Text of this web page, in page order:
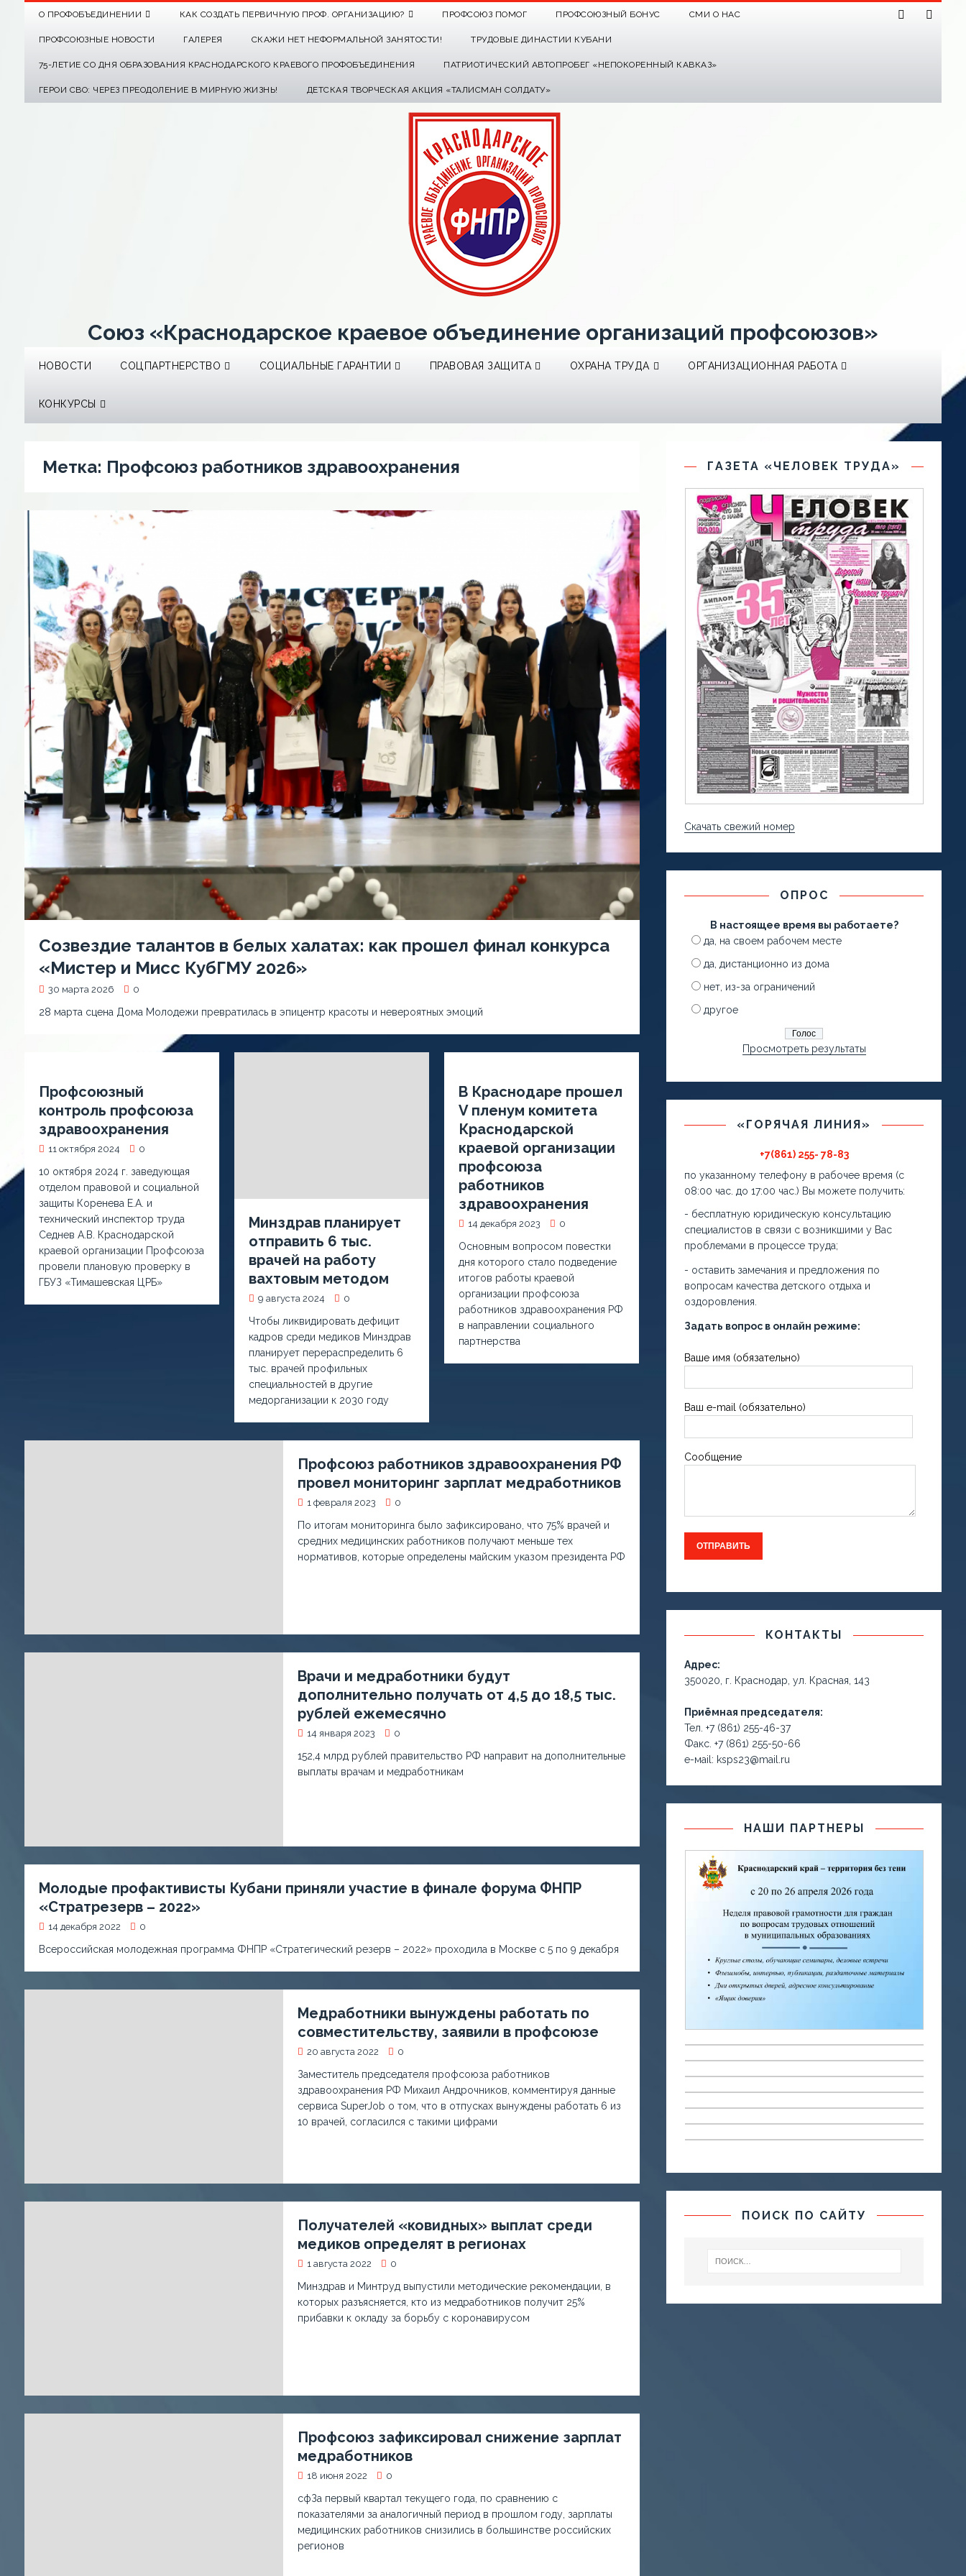
О ПРОФОБЪЕДИНЕНИИ КАК СОЗДАТЬ ПЕРВИЧНУЮ ПРОФ. ОРГАНИЗАЦИЮ? ПРОФСОЮЗ ПОМОГ ПРОФСОЮЗНЫЙ БОНУС СМИ О НАС
ПРОФСОЮЗНЫЕ НОВОСТИ ГАЛЕРЕЯ СКАЖИ НЕТ НЕФОРМАЛЬНОЙ ЗАНЯТОСТИ! ТРУДОВЫЕ ДИНАСТИИ КУБАНИ
75-ЛЕТИЕ СО ДНЯ ОБРАЗОВАНИЯ КРАСНОДАРСКОГО КРАЕВОГО ПРОФОБЪЕДИНЕНИЯ ПАТРИОТИЧЕСКИЙ АВТОПРОБЕГ «НЕПОКОРЕННЫЙ КАВКАЗ»
ГЕРОИ СВО: ЧЕРЕЗ ПРЕОДОЛЕНИЕ В МИРНУЮ ЖИЗНЬ! ДЕТСКАЯ ТВОРЧЕСКАЯ АКЦИЯ «ТАЛИСМАН СОЛДАТУ»
Союз «Краснодарское краевое объединение организаций профсоюзов»
НОВОСТИ СОЦПАРТНЕРСТВО СОЦИАЛЬНЫЕ ГАРАНТИИ ПРАВОВАЯ ЗАЩИТА ОХРАНА ТРУДА ОРГАНИЗАЦИОННАЯ РАБОТА
КОНКУРСЫ
Метка: Профсоюз работников здравоохранения
Созвездие талантов в белых халатах: как прошел финал конкурса
«Мистер и Мисс КубГМУ 2026»
30 марта 2026 0
28 марта сцена Дома Молодежи превратилась в эпицентр красоты и невероятных эмоций
Профсоюзный
контроль профсоюза
здравоохранения
11 октября 2024 0
10 октября 2024 г. заведующая
отделом правовой и социальной
защиты Коренева Е.А. и
технический инспектор труда
Седнев А.В. Краснодарской
краевой организации Профсоюза
провели плановую проверку в
ГБУЗ «Тимашевская ЦРБ»
Минздрав планирует
отправить 6 тыс.
врачей на работу
вахтовым методом
9 августа 2024 0
Чтобы ликвидировать дефицит
кадров среди медиков Минздрав
планирует перераспределить 6
тыс. врачей профильных
специальностей в другие
медорганизации к 2030 году
В Краснодаре прошел
V пленум комитета
Краснодарской
краевой организации
профсоюза
работников
здравоохранения
14 декабря 2023 0
Основным вопросом повестки
дня которого стало подведение
итогов работы краевой
организации профсоюза
работников здравоохранения РФ
в направлении социального
партнерства
Профсоюз работников здравоохранения РФ
провел мониторинг зарплат медработников
1 февраля 2023 0
По итогам мониторинга было зафиксировано, что 75% врачей и
средних медицинских работников получают меньше тех
нормативов, которые определены майским указом президента РФ
Врачи и медработники будут
дополнительно получать от 4,5 до 18,5 тыс.
рублей ежемесячно
14 января 2023 0
152,4 млрд рублей правительство РФ направит на дополнительные
выплаты врачам и медработникам
Молодые профактивисты Кубани приняли участие в финале форума ФНПР
«Стратрезерв – 2022»
14 декабря 2022 0
Всероссийская молодежная программа ФНПР «Стратегический резерв – 2022» проходила в Москве с 5 по 9 декабря
Медработники вынуждены работать по
совместительству, заявили в профсоюзе
20 августа 2022 0
Заместитель председателя профсоюза работников
здравоохранения РФ Михаил Андрочников, комментируя данные
сервиса SuperJob о том, что в отпусках вынуждены работать 6 из
10 врачей, согласился с такими цифрами
Получателей «ковидных» выплат среди
медиков определят в регионах
1 августа 2022 0
Минздрав и Минтруд выпустили методические рекомендации, в
которых разъясняется, кто из медработников получит 25%
прибавки к окладу за борьбу с коронавирусом
Профсоюз зафиксировал снижение зарплат
медработников
18 июня 2022 0
сфЗа первый квартал текущего года, по сравнению с
показателями за аналогичный период в прошлом году, зарплаты
медицинских работников снизились в большинстве российских
регионов
ГАЗЕТА «ЧЕЛОВЕК ТРУДА»
Скачать свежий номер
ОПРОС
В настоящее время вы работаете?
да, на своем рабочем месте
да, дистанционно из дома
нет, из-за ограничений
другое
Просмотреть результаты
«ГОРЯЧАЯ ЛИНИЯ»
+7(861) 255- 78-83
по указанному телефону в рабочее время (с
08:00 час. до 17:00 час.) Вы можете получить:
- бесплатную юридическую консультацию
специалистов в связи с возникшими у Вас
проблемами в процессе труда;
- оставить замечания и предложения по
вопросам качества детского отдыха и
оздоровления.
Задать вопрос в онлайн режиме:
Ваше имя (обязательно)
Ваш e-mail (обязательно)
Сообщение
КОНТАКТЫ
Адрес:
350020, г. Краснодар, ул. Красная, 143
Приёмная председателя:
Тел. +7 (861) 255-46-37
Факс. +7 (861) 255-50-66
е-маil: ksps23@mail.ru
НАШИ ПАРТНЕРЫ
ПОИСК ПО САЙТУ